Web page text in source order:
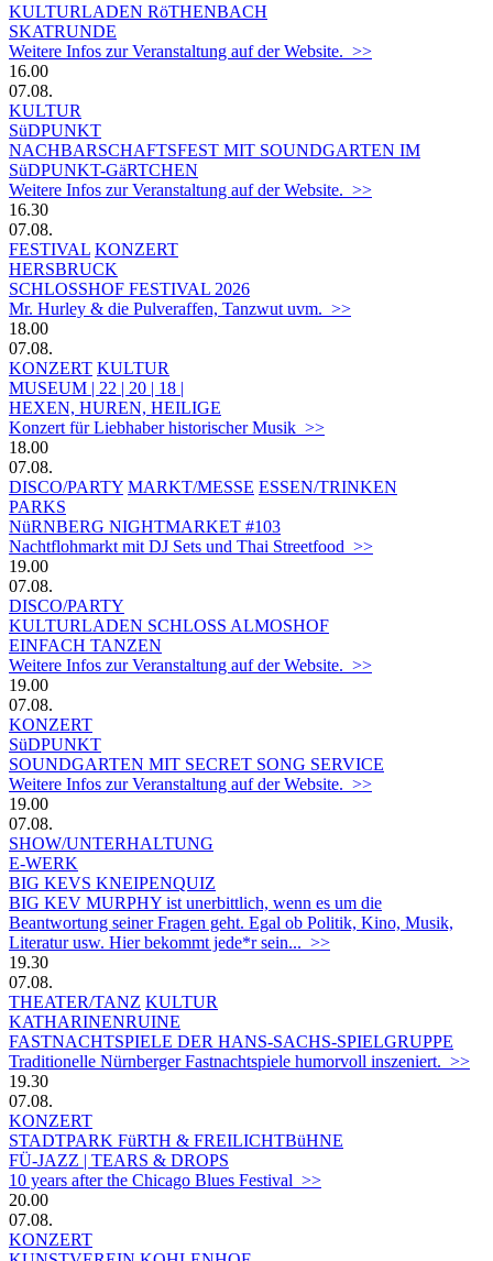
KULTURLADEN RöTHENBACH
SKATRUNDE
Weitere Infos zur Veranstaltung auf der Website. >>
16.00
07.08.
KULTUR
SüDPUNKT
NACHBARSCHAFTSFEST MIT SOUNDGARTEN IM
SüDPUNKT-GäRTCHEN
Weitere Infos zur Veranstaltung auf der Website. >>
16.30
07.08.
FESTIVAL KONZERT
HERSBRUCK
SCHLOSSHOF FESTIVAL 2026
Mr. Hurley & die Pulveraffen, Tanzwut uvm. >>
18.00
07.08.
KONZERT KULTUR
MUSEUM | 22 | 20 | 18 |
HEXEN, HUREN, HEILIGE
Konzert für Liebhaber historischer Musik >>
18.00
07.08.
DISCO/PARTY MARKT/MESSE ESSEN/TRINKEN
PARKS
NüRNBERG NIGHTMARKET #103
Nachtflohmarkt mit DJ Sets und Thai Streetfood >>
19.00
07.08.
DISCO/PARTY
KULTURLADEN SCHLOSS ALMOSHOF
EINFACH TANZEN
Weitere Infos zur Veranstaltung auf der Website. >>
19.00
07.08.
KONZERT
SüDPUNKT
SOUNDGARTEN MIT SECRET SONG SERVICE
Weitere Infos zur Veranstaltung auf der Website. >>
19.00
07.08.
SHOW/UNTERHALTUNG
E-WERK
BIG KEVS KNEIPENQUIZ
BIG KEV MURPHY ist unerbittlich, wenn es um die
Beantwortung seiner Fragen geht. Egal ob Politik, Kino, Musik,
Literatur usw. Hier bekommt jede*r sein... >>
19.30
07.08.
THEATER/TANZ KULTUR
KATHARINENRUINE
FASTNACHTSPIELE DER HANS-SACHS-SPIELGRUPPE
Traditionelle Nürnberger Fastnachtspiele humorvoll inszeniert. >>
19.30
07.08.
KONZERT
STADTPARK FüRTH & FREILICHTBüHNE
FÜ-JAZZ | TEARS & DROPS
10 years after the Chicago Blues Festival >>
20.00
07.08.
KONZERT